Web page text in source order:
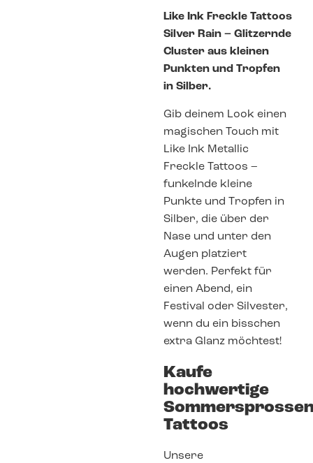
Like Ink Freckle Tattoos
Silver Rain – Glitzernde
Cluster aus kleinen
Punkten und Tropfen
in Silber.
Gib deinem Look einen
magischen Touch mit
Like Ink Metallic
Freckle Tattoos –
funkelnde kleine
Punkte und Tropfen in
Silber, die über der
Nase und unter den
Augen platziert
werden. Perfekt für
einen Abend, ein
Festival oder Silvester,
wenn du ein bisschen
extra Glanz möchtest!
Kaufe
hochwertige
Tattoos
Unsere